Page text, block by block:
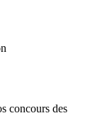
concours des